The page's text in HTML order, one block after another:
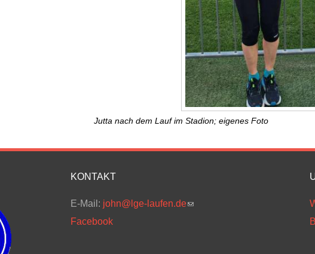
Jutta nach dem Lauf im Stadion; eigenes Foto
KONTAKT
E-Mail: john@lge-laufen.de(link sends e-mail)
Facebook